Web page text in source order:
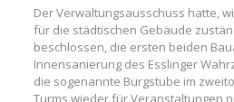
Der Verwaltungsausschuss hatte,
für die städtischen Gebäude
beschlossen, die ersten beiden
Innensanierung des Esslinger
die sogenannte Burgstube im
Turms wieder für Veranstaltungen